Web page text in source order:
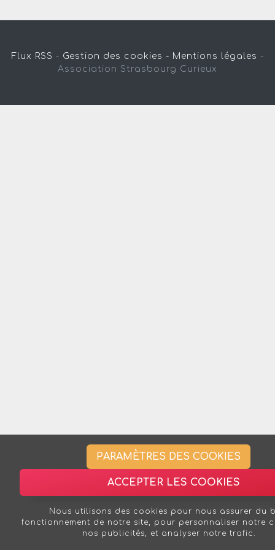
Flux RSS - Gestion des cookies - Mentions légales -
Association Strasbourg Curieux
PARAMÈTRES DES COOKIES
ACCEPTER LES COOKIES
Nous utilisons des cookies pour nous assurer du
fonctionnement de notre site, pour personnaliser notre
nos publicités, et analyser notre trafic.